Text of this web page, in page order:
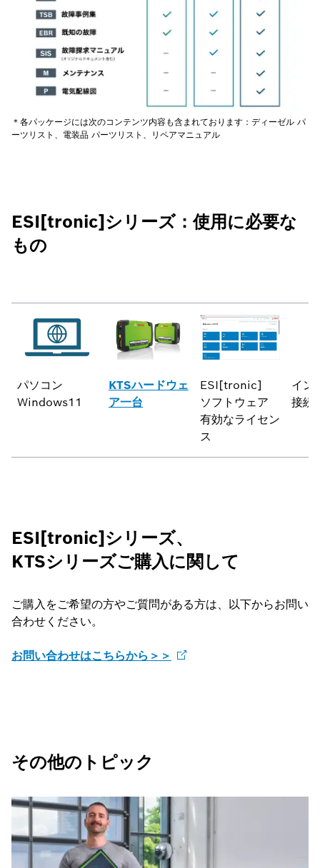
＊各パッケージには次のコンテンツ内容も含まれております：ディーゼル パ
ーツリスト、電装品 パーツリスト、リペアマニュアル
ESI[tronic]シリーズ：使用に必要な
もの
パソコン
Windows11
KTSハードウェ
ア一台
ESI[tronic]
ソフトウェア
有効なライセン
ス
イン
接続
ESI[tronic]シリーズ、
KTSシリーズご購入に関して
ご購入をご希望の方やご質問がある方は、以下からお問い
合わせください。
お問い合わせはこちらから＞＞
その他のトピック